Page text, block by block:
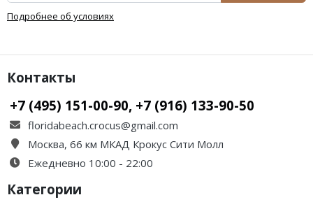
Подробнее об условиях
Контакты
+7 (495) 151-00-90, +7 (916) 133-90-50
floridabeach.crocus@gmail.com
Москва, 66 км МКАД Крокус Сити Молл
Ежедневно 10:00 - 22:00
Категории